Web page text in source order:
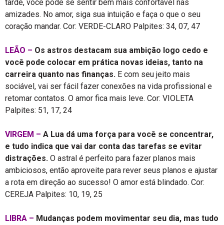
tarde, você pode se sentir bem mais confortável nas
amizades. No amor, siga sua intuição e faça o que o seu
coração mandar. Cor: VERDE-CLARO Palpites: 34, 07, 47
LEÃO – Os astros destacam sua ambição logo cedo e
você pode colocar em prática novas ideias, tanto na
carreira quanto nas finanças. E com seu jeito mais
sociável, vai ser fácil fazer conexões na vida profissional e
retomar contatos. O amor fica mais leve. Cor: VIOLETA
Palpites: 51, 17, 24
VIRGEM – A Lua dá uma força para você se concentrar,
e tudo indica que vai dar conta das tarefas se evitar
distrações. O astral é perfeito para fazer planos mais
ambiciosos, então aproveite para rever seus planos e ajustar
a rota em direção ao sucesso! O amor está blindado. Cor:
CEREJA Palpites: 10, 19, 25
LIBRA – Mudanças podem movimentar seu dia, mas tudo